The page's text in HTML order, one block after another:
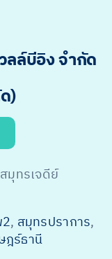
ล์บีอิง จำกัด
)
มุทรเจดีย์
, สมุทรปราการ,
ฎร์ธานี